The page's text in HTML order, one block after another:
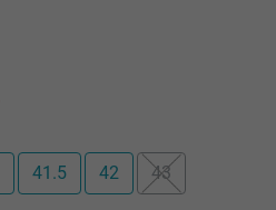
41.5 42 43